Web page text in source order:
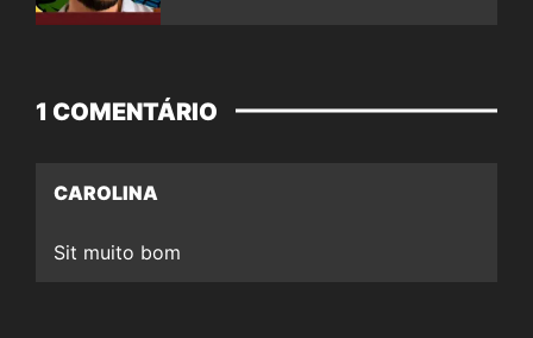
1 COMENTÁRIO
CAROLINA
Sit muito bom